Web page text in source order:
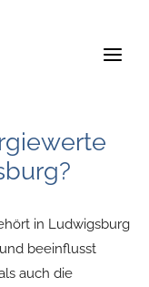
in Ludwigsburg
beeinflusst
auch die